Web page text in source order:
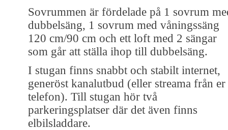
Sovrummen är fördelade på 1 sovrum
dubbelsäng, 1 sovrum med våningssäng
120 cm/90 cm och ett loft med 2 sängar
som går att ställa ihop till dubbelsäng.
I stugan finns snabbt och stabilt internet,
generöst kanalutbud (eller streama från er
telefon). Till stugan hör två
parkeringsplatser där det även finns
elbilsladdare.